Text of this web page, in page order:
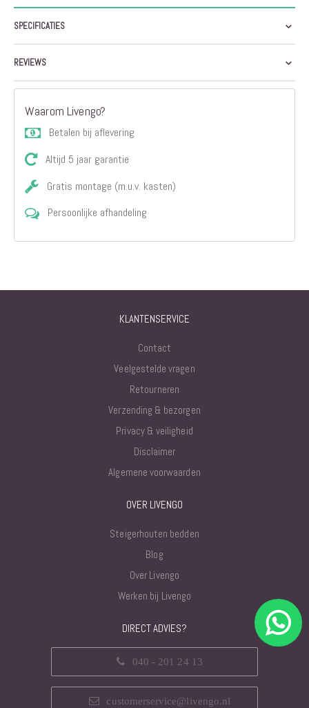
SPECIFICATIES
REVIEWS
Waarom Livengo?
Betalen bij aflevering
Altijd 5 jaar garantie
Gratis montage (m.u.v. kasten)
Persoonlijke afhandeling
KLANTENSERVICE
Contact
Veelgestelde vragen
Retourneren
Verzending & bezorgen
Privacy & veiligheid
Disclaimer
Algemene voorwaarden
OVER LIVENGO
Steigerhouten bedden
Blog
Over Livengo
Werken bij Livengo
DIRECT ADVIES?
040 - 201 24 13
customerservice@livengo.nl